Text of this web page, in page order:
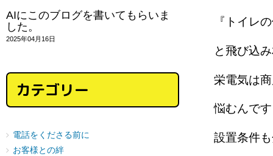
『トイレ
と飛び込
栄電気は
悩むんで
設置条件
AIにこのブログを書いてもらいま
した。
2025年04月16日
カテゴリー
電話をくださる前に
お客様との絆